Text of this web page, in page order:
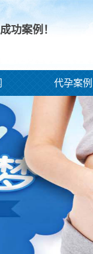
功案例！
代孕案例